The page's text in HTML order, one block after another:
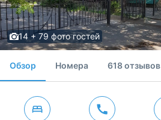
14 + 79 фото гостей
Обзор Номера 618 отзывов